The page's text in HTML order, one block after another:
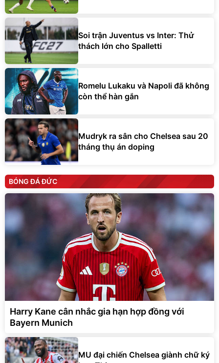
Soi trận Juventus vs Inter: Thử
thách lớn cho Spalletti
Romelu Lukaku và Napoli đã không
còn thể hàn gắn
Mudryk ra sân cho Chelsea sau 20
tháng thụ án doping
BÓNG ĐÁ ĐỨC
Harry Kane cân nhắc gia hạn hợp đồng với
Bayern Munich
MU đại chiến Chelsea giành chữ ký